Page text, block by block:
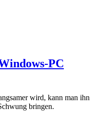
PC
wird, kann man ihn
bringen.